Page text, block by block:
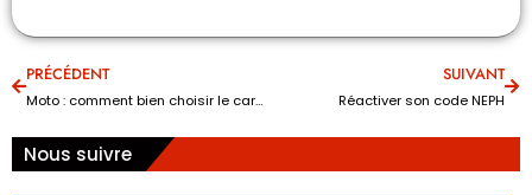
PRÉCÉDENT
Moto : comment bien choisir le carburateur ?
SUIVANT
Réactiver son code NEPH
Nous suivre